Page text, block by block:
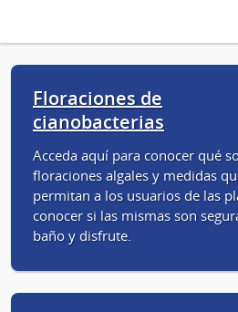
Floraciones de
cianobacterias
Acceda aquí para conocer qué
floraciones algales y medidas
permitan a los usuarios de las
conocer si las mismas son
baño y disfrute.